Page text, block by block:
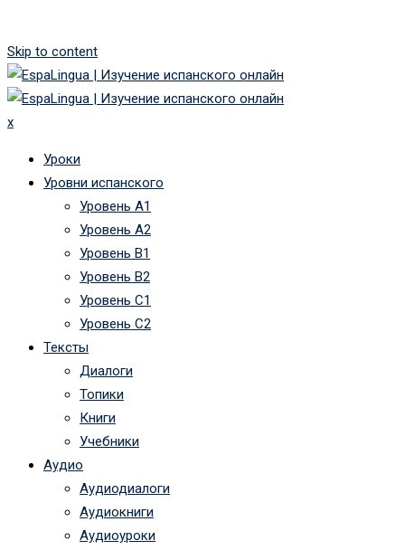
Skip to content
x
Уроки
Уровни испанского
Уровень А1
Уровень А2
Уровень B1
Уровень B2
Уровень C1
Уровень C2
Тексты
Диалоги
Топики
Книги
Учебники
Аудио
Аудиодиалоги
Аудиокниги
Аудиоуроки